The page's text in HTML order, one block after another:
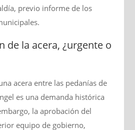
previo informe de los
de la acera, ¿urgente o
acera entre las pedanías de
es una demanda histórica
la aprobación del
equipo de gobierno,